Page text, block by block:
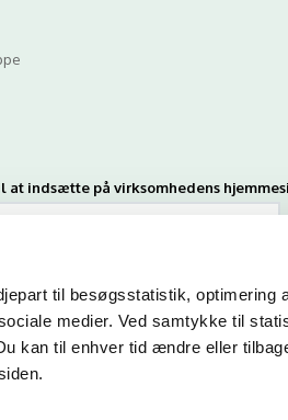
til besøgsstatistik, optimering
medier. Ved samtykke til
kan til enhver tid ændre eller
at indsætte på virksomhedens
abonnere på denne virksomheds